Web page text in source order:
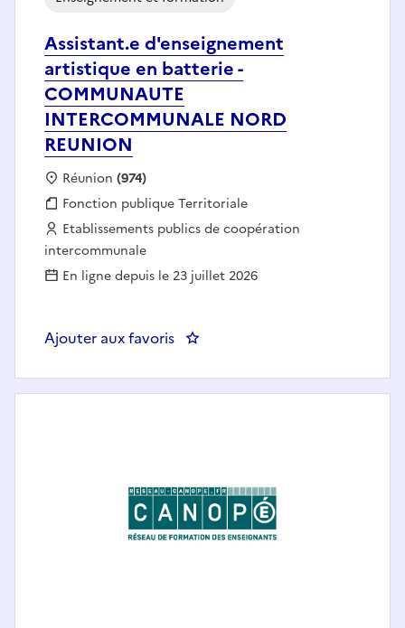
Assistant.e d'enseignement
artistique en batterie -
COMMUNAUTE
INTERCOMMUNALE NORD
REUNION
Localisation :
Réunion (974)
Fonction publique :
Fonction publique Territoriale
Employeur :
Etablissements publics de coopération
intercommunale
En ligne depuis le 23 juillet 2026
Ajouter aux favoris : Assistant.e d'enseignement